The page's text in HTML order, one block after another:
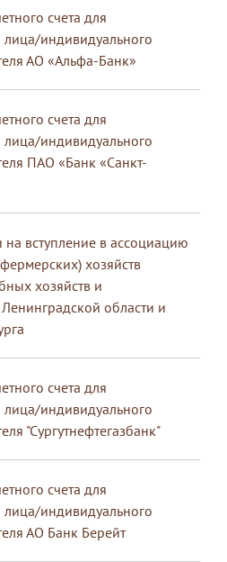
счета для
индивидуального
АО «Альфа-Банк»
счета для
индивидуального
ПАО «Банк «Санкт-
на вступление в ассоциацию
хозяйств
хозяйств и
области и
счета для
индивидуального
"Сургутнефтегазбанк"
счета для
индивидуального
АО Банк Берейт